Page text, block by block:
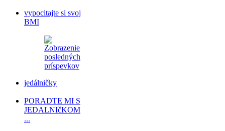
vypocitajte si svoj
BMI
jedálničky
PORADTE MI S
JEDALNIčKOM
...